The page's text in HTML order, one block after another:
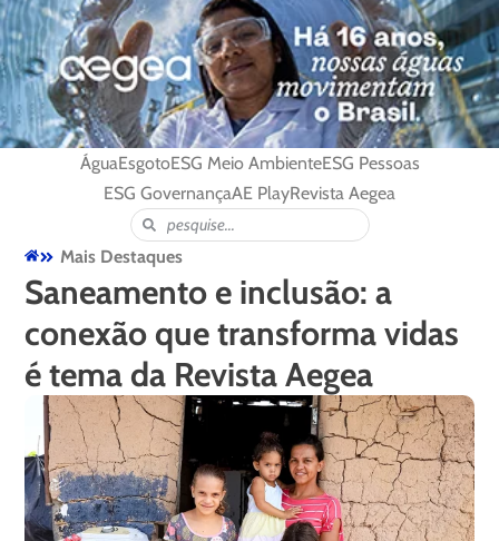
ÁguaEsgotoESG Meio AmbienteESG Pessoas
ESG GovernançaAE PlayRevista Aegea
Mais Destaques
Saneamento e inclusão: a
conexão que transforma vidas
é tema da Revista Aegea